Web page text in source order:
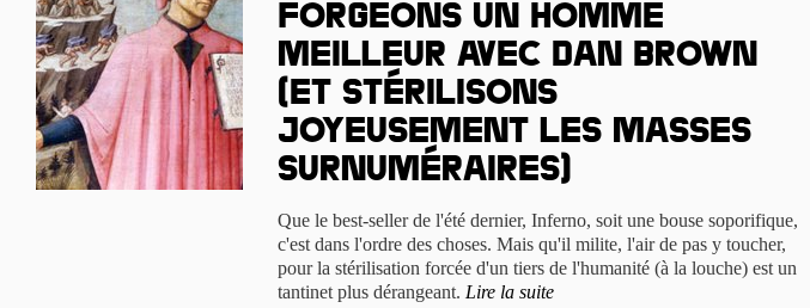
Forgeons un homme
meilleur avec Dan Brown
(et stérilisons
joyeusement les masses
surnuméraires)
Que le best-seller de l'été dernier, Inferno, soit une bouse soporifique,
c'est dans l'ordre des choses. Mais qu'il milite, l'air de pas y toucher,
pour la stérilisation forcée d'un tiers de l'humanité (à la louche) est un
tantinet plus dérangeant. Lire la suite